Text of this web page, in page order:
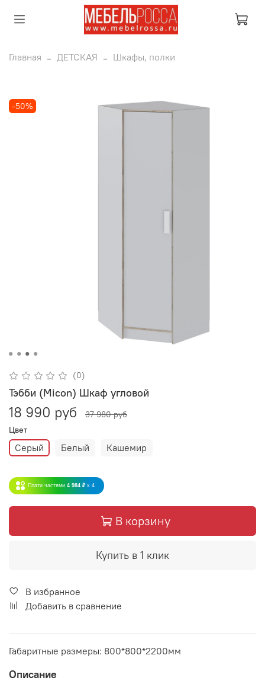
Главная ДЕТСКАЯ Шкафы, полки
-50%
(0)
Тэбби (Micon) Шкаф угловой
18 990 руб
37 980 руб
Цвет
Серый Белый Кашемир
Плати частями 4 984 ₽ x 4
В корзину
Купить в 1 клик
В избранное
Добавить в сравнение
Габаритные размеры: 800*800*2200мм
Описание